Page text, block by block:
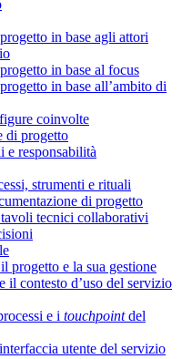
in base agli attori
in base al focus
in base all’ambito di
coinvolte
di progetto
responsabilità
strumenti e rituali
di progetto
tecnici collaborativi
progetto e la sua gestione
il contesto d’uso del servizio
e i touchpointdel
utente del servizio